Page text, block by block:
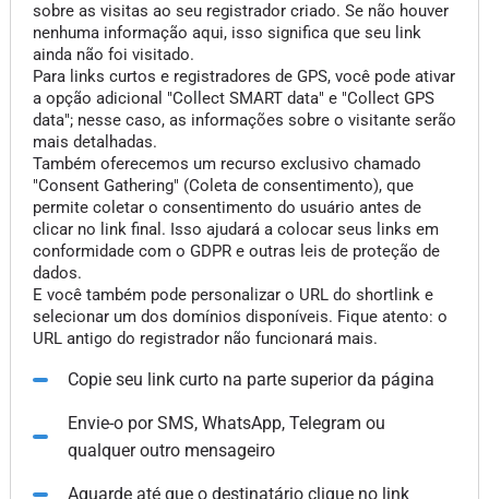
sobre as visitas ao seu registrador criado. Se não houver
nenhuma informação aqui, isso significa que seu link
ainda não foi visitado.
Para links curtos e registradores de GPS, você pode ativar
a opção adicional "Collect SMART data" e "Collect GPS
data"; nesse caso, as informações sobre o visitante serão
mais detalhadas.
Também oferecemos um recurso exclusivo chamado
"Consent Gathering" (Coleta de consentimento), que
permite coletar o consentimento do usuário antes de
clicar no link final. Isso ajudará a colocar seus links em
conformidade com o GDPR e outras leis de proteção de
dados.
E você também pode personalizar o URL do shortlink e
selecionar um dos domínios disponíveis. Fique atento: o
URL antigo do registrador não funcionará mais.
Copie seu link curto na parte superior da página
Envie-o por SMS, WhatsApp, Telegram ou
qualquer outro mensageiro
Aguarde até que o destinatário clique no link